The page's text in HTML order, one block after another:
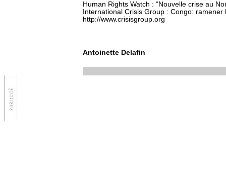
Human Rights Watch : “Nouvelle crise au
International Crisis Group : Congo:
http://www.crisisgroup.org
Antoinette Delafin